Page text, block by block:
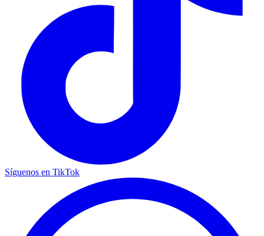
Síguenos en TikTok